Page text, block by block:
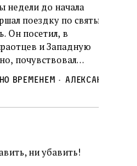
до начала
поездку по святым
посетил, в
и Западную
и сознательно
в Тиша бе‑Ав,
города и тем
Александр
ни убавить!